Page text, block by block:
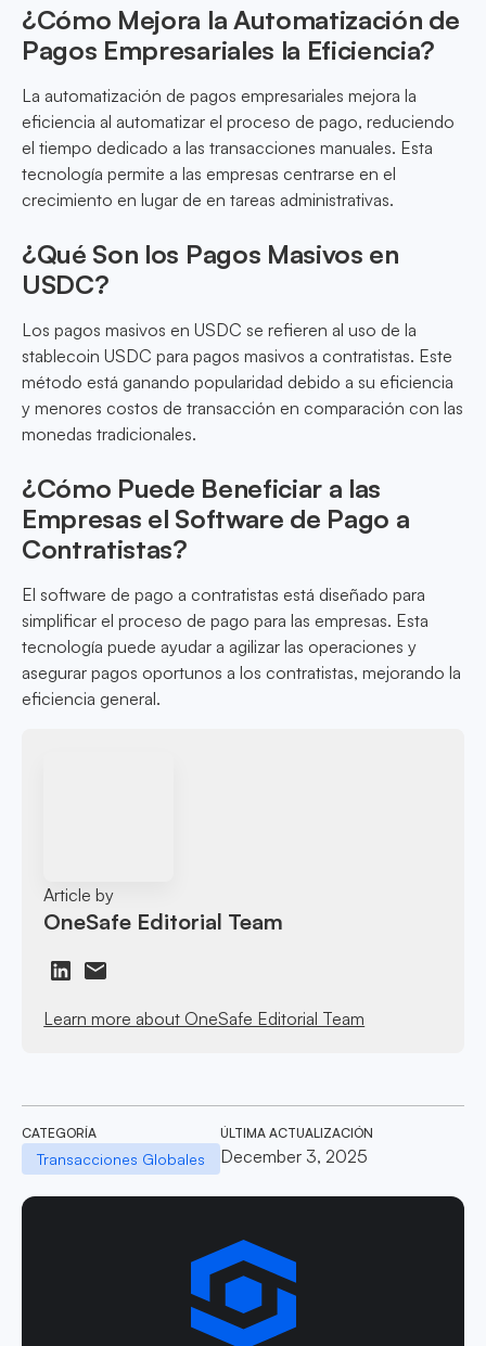
¿Cómo Mejora la Automatización de
Pagos Empresariales la Eficiencia?
La automatización de pagos empresariales mejora la
eficiencia al automatizar el proceso de pago, reduciendo
el tiempo dedicado a las transacciones manuales. Esta
tecnología permite a las empresas centrarse en el
crecimiento en lugar de en tareas administrativas.
¿Qué Son los Pagos Masivos en
USDC?
Los pagos masivos en USDC se refieren al uso de la
stablecoin USDC para pagos masivos a contratistas. Este
método está ganando popularidad debido a su eficiencia
y menores costos de transacción en comparación con las
monedas tradicionales.
¿Cómo Puede Beneficiar a las
Empresas el Software de Pago a
Contratistas?
El software de pago a contratistas está diseñado para
simplificar el proceso de pago para las empresas. Esta
tecnología puede ayudar a agilizar las operaciones y
asegurar pagos oportunos a los contratistas, mejorando la
eficiencia general.
Article by
OneSafe Editorial Team
Learn more about OneSafe Editorial Team
CATEGORÍA
Transacciones Globales
ÚLTIMA ACTUALIZACIÓN
December 3, 2025